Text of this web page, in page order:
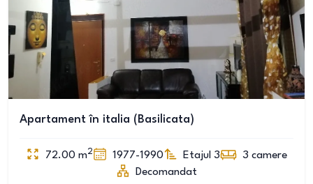
Apartament în italia (Basilicata)
72.00 m2 1977-1990 Etajul 3 3 camere
Decomandat